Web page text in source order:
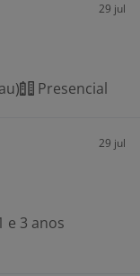
29 jul
Presencial
29 jul
e 3 anos